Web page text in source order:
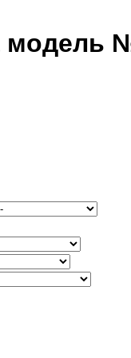
модель